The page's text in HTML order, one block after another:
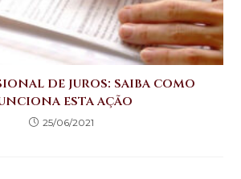
de juros: saiba como
esta ação
25/06/2021